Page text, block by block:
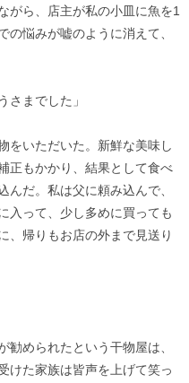
がら、店主が私の小皿に魚を1
悩みが嘘のように消えて、
さまでした」
をいただいた。新鮮な美味し
正もかかり、結果として食べ
んだ。私は父に頼み込んで、
入って、少し多めに買っても
、帰りもお店の外まで見送り
められたという干物屋は、
けた家族は皆声を上げて笑っ